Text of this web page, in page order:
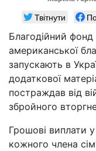
Твітнути
Благодійний
американської
запускають в
додаткової
постраждав від
збройного
Грошові виплати
кожного члена